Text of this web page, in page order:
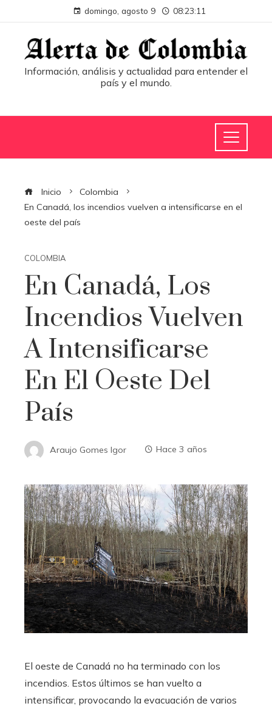
domingo, agosto 9 08:23:12
Información, análisis y actualidad para entender el
país y el mundo.
Inicio
Colombia
En Canadá, los incendios vuelven a intensificarse en el
oeste del país
COLOMBIA
En Canadá, Los
Incendios Vuelven
A Intensificarse
En El Oeste Del
País
Araujo Gomes Igor Hace 3 años
El oeste de Canadá no ha terminado con los
incendios. Estos últimos se han vuelto a
intensificar, provocando la evacuación de varios